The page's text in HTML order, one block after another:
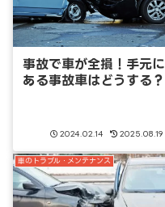
事故で車が全損！手元に
ある事故車はどうする？
2024.02.14 2025.08.19
車のトラブル・メンテナンス